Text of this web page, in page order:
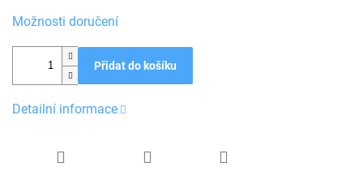
Možnosti doručení
Přidat do košíku
Detailní informace